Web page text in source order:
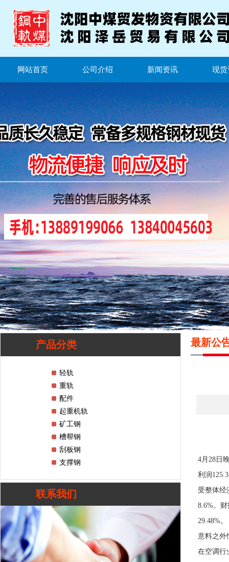
网站首页 公司介绍 新闻资讯 现货
产品分类
轻轨
重轨
配件
起重机轨
矿工钢
槽帮钢
刮板钢
支撑钢
联系我们
最新公
4月28日
利润
受整体经
8.6%。
29.48%。
意料之外
在空调行